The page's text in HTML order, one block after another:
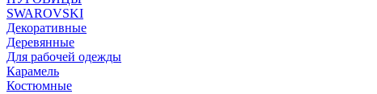
SWAROVSKI
Декоративные
Деревянные
Для рабочей одежды
Карамель
Костюмные